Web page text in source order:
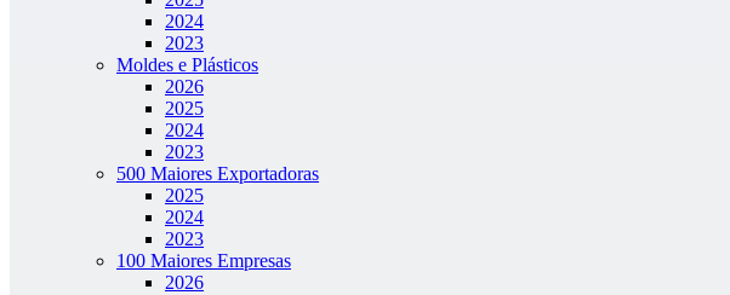
2024
2023
Moldes e Plásticos
2026
2025
2024
2023
500 Maiores Exportadoras
2025
2024
2023
100 Maiores Empresas
2026